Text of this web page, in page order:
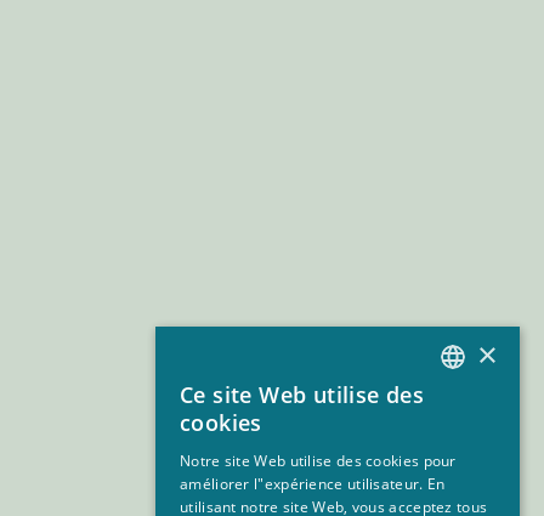
×
Ce site Web utilise des
cookies
Notre site Web utilise des cookies pour
améliorer l"expérience utilisateur. En
utilisant notre site Web, vous acceptez tous